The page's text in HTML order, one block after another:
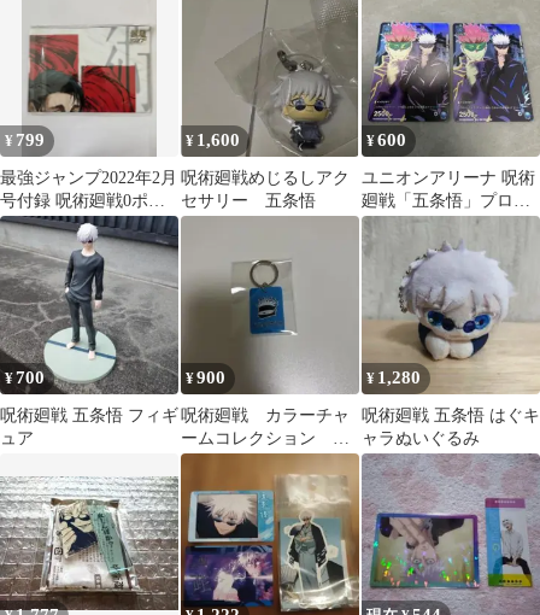
¥ 799
最強ジャンプ2022年2月
号付録 呪術廻戦0ポス
ターステッカー五条悟
夏油傑
¥ 1,600
呪術廻戦めじるしアク
セサリー 五条悟
¥600
ユニオンアリーナ 呪術
廻戦「五条悟」プロモ
2枚セット 青 最強ジ
ャンプ
¥700
呪術廻戦 五条悟 フィギ
ュア
¥900
呪術廻戦 カラーチャ
ームコレクション 五
条悟
¥ 1,280
呪術廻戦 五条悟 はぐキ
ャラぬいぐるみ